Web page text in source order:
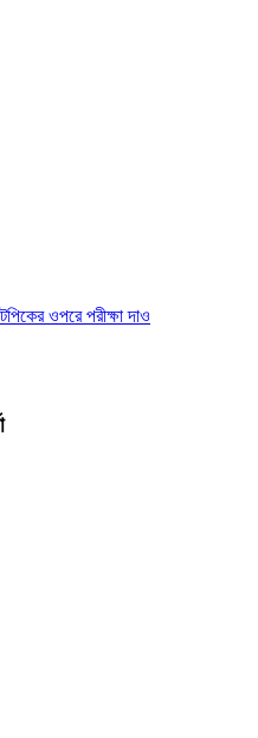
ওপরে পরীক্ষা দাও